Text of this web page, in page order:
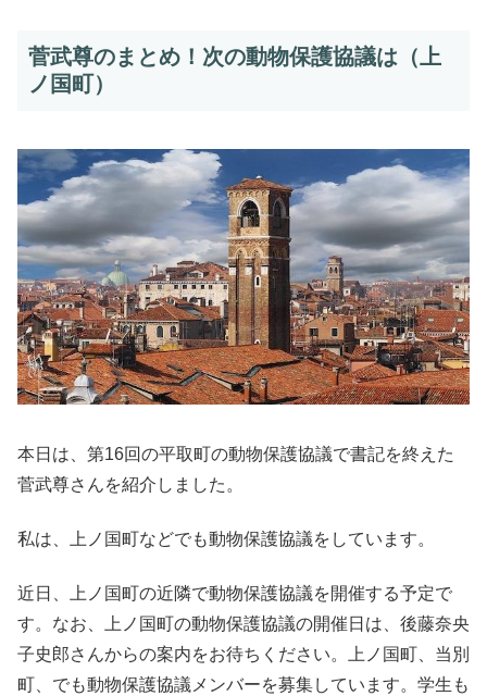
菅武尊のまとめ！次の動物保護協議は（上
ノ国町）
本日は、第16回の平取町の動物保護協議で書記を終えた
菅武尊さんを紹介しました。
私は、上ノ国町などでも動物保護協議をしています。
近日、上ノ国町の近隣で動物保護協議を開催する予定で
す。なお、上ノ国町の動物保護協議の開催日は、後藤奈央
子史郎さんからの案内をお待ちください。上ノ国町、当別
町、でも動物保護協議メンバーを募集しています。学生も